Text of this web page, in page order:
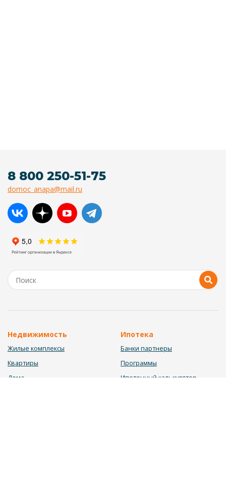
8 800 250-51-75
domoc_anapa@mail.ru
Недвижимость
Жилые комплексы
Квартиры
Дома
Ипотека
Банки партнеры
Программы
Ипотечный калькулятор